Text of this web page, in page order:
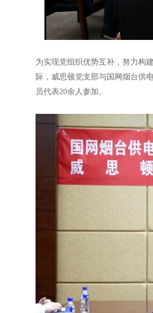
为实现党组织优势互补，努力构
际，威思顿党支部与国网烟台供
员代表20余人参加。